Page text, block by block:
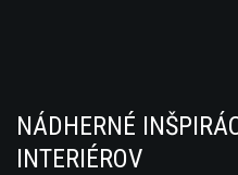
NÁDHERNÉ
INTERIÉROV